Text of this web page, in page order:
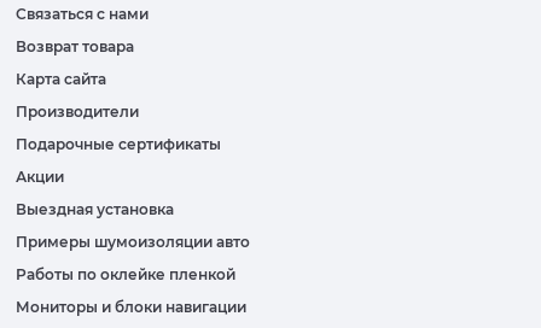
Связаться с нами
Возврат товара
Карта сайта
Производители
Подарочные сертификаты
Акции
Выездная установка
Примеры шумоизоляции авто
Работы по оклейке пленкой
Мониторы и блоки навигации